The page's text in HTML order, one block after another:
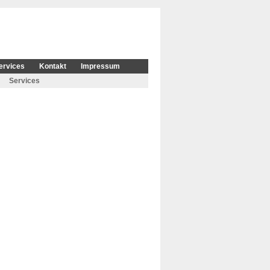
Kontakt
Impressum
Services